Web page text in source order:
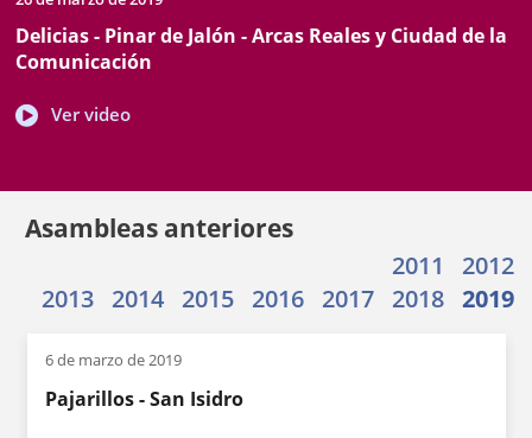
inicio
celebración
Delicias - Pinar de Jalón - Arcas Reales y Ciudad de la
Comunicación
Ver videoEnlace
aplicación
Asambleas anteriores
2019
2018
2017
2016
2015
2014
2013
2012
2011
6 de marzo de 2019
Pajarillos - San Isidro